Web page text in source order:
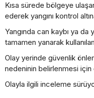
Kısa sürede bölgeye
ederek yangını kontrol
Yangında can kaybı ya
tamamen yanarak
Olay yerinde güvenlik
nedeninin belirlenmesi için
Olayla ilgili inceleme